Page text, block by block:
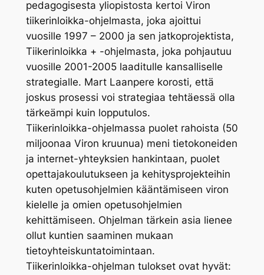
pedagogisesta yliopistosta kertoi Viron
tiikerinloikka-ohjelmasta, joka ajoittui
vuosille 1997 – 2000 ja sen jatkoprojektista,
Tiikerinloikka + -ohjelmasta, joka pohjautuu
vuosille 2001-2005 laaditulle kansalliselle
strategialle. Mart Laanpere korosti, että
joskus prosessi voi strategiaa tehtäessä olla
tärkeämpi kuin lopputulos.
Tiikerinloikka-ohjelmassa puolet rahoista (50
miljoonaa Viron kruunua) meni tietokoneiden
ja internet-yhteyksien hankintaan, puolet
opettajakoulutukseen ja kehitysprojekteihin
kuten opetusohjelmien kääntämiseen viron
kielelle ja omien opetusohjelmien
kehittämiseen. Ohjelman tärkein asia lienee
ollut kuntien saaminen mukaan
tietoyhteiskuntatoimintaan.
Tiikerinloikka-ohjelman tulokset ovat hyvät: